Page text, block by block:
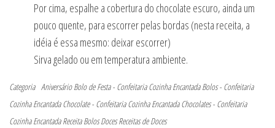
Por cima, espalhe a cobertura do chocolate escuro, ainda um
pouco quente, para escorrer pelas bordas (nesta receita, a
idéia é essa mesmo: deixar escorrer)
Sirva gelado ou em temperatura ambiente.
Categoria Aniversário Bolo de Festa - Confeitaria Cozinha Encantada Bolos - Confeitaria
Cozinha Encantada Chocolate - Confeitaria Cozinha Encantada Chocolates - Confeitaria
Cozinha Encantada Receita Bolos Doces Receitas de Doces